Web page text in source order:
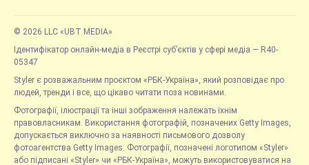
© 2026 LLC «UBT MEDIA»
Ідентифікатор онлайн-медіа в Реєстрі суб’єктів у сфері медіа — R40-
05347
Styler є розважальним проєктом «РБК-Україна», який розповідає про
людей, тренди і все, що цікаво читати поза новинами.
Фотографії, ілюстрації та інші зображення належать їхнім
правовласникам. Використання фотографій, позначених Getty Images,
допускається виключно за наявності письмового дозволу
фотоагентства Getty Images. Фотографії, позначені логотипом «Styler»
або підписані «Styler» чи «РБК-Україна», можуть використовуватися на